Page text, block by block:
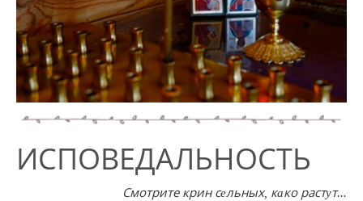
ИСПОВЕДАЛЬНОСТЬ
Смотрите крин сeльных, кaко растyт...